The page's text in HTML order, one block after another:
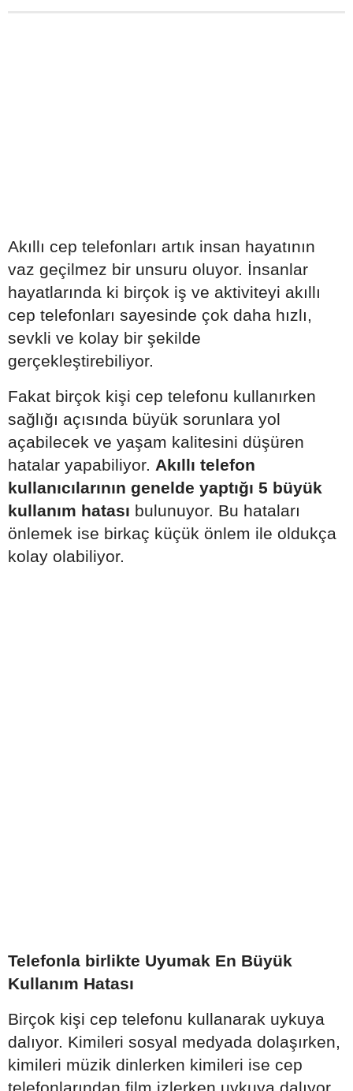
Akıllı cep telefonları artık insan hayatının
vaz geçilmez bir unsuru oluyor. İnsanlar
hayatlarında ki birçok iş ve aktiviteyi akıllı
cep telefonları sayesinde çok daha hızlı,
sevkli ve kolay bir şekilde
gerçekleştirebiliyor.
Fakat birçok kişi cep telefonu kullanırken
sağlığı açısında büyük sorunlara yol
açabilecek ve yaşam kalitesini düşüren
hatalar yapabiliyor. Akıllı telefon
kullanıcılarının genelde yaptığı 5 büyük
kullanım hatası bulunuyor. Bu hataları
önlemek ise birkaç küçük önlem ile oldukça
kolay olabiliyor.
Telefonla birlikte Uyumak En Büyük
Kullanım Hatası
Birçok kişi cep telefonu kullanarak uykuya
dalıyor. Kimileri sosyal medyada dolaşırken,
kimileri müzik dinlerken kimileri ise cep